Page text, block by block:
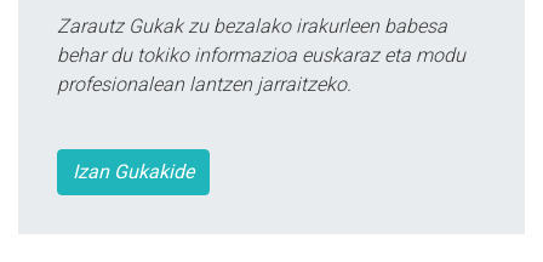
Zarautz Gukak zu bezalako irakurleen babesa
behar du tokiko informazioa euskaraz eta modu
profesionalean lantzen jarraitzeko.
Izan Gukakide